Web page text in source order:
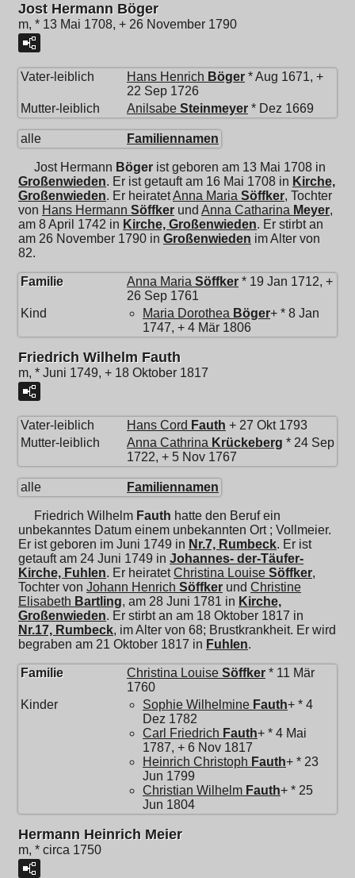
Jost Hermann Böger
m, * 13 Mai 1708, + 26 November 1790
Vater-leiblich Hans Henrich Böger * Aug 1671, +
22 Sep 1726
Mutter-leiblich
Anilsabe Steinmeyer * Dez 1669
alle Familiennamen
Jost Hermann Böger ist geboren am 13 Mai 1708 in
Großenwieden. Er ist getauft am 16 Mai 1708 in Kirche,
Großenwieden. Er heiratetAnna Maria Söffker, Tochter
von Hans Hermann Söffker und Anna Catharina Meyer,
am 8 April 1742 in Kirche, Großenwieden. Er stirbt an
am 26 November 1790 in Großenwieden im Alter von
82.
Familie Anna Maria Söffker * 19 Jan 1712, +
26 Sep 1761
Kind
Maria Dorothea Böger+ * 8 Jan
1747, + 4 Mär 1806
Friedrich Wilhelm Fauth
m, * Juni 1749, + 18 Oktober 1817
Vater-leiblich Hans Cord Fauth + 27 Okt 1793
Mutter-leiblich
Anna Cathrina Krückeberg * 24 Sep
1722, + 5 Nov 1767
alle Familiennamen
Friedrich Wilhelm Fauth hatte den Beruf ein
unbekanntes Datum einem unbekannten Ort ; Vollmeier.
Er ist geboren im Juni 1749 in Nr.7, Rumbeck. Er ist
getauft am 24 Juni 1749 in Johannes- der-Täufer-
Kirche, Fuhlen. Er heiratetChristina Louise Söffker,
Tochter von Johann Henrich Söffker und Christine
Elisabeth Bartling, am 28 Juni 1781 in Kirche,
Großenwieden. Er stirbt an am 18 Oktober 1817 in
Nr.17, Rumbeck, im Alter von 68; Brustkrankheit. Er wird
begraben am 21 Oktober 1817 in Fuhlen.
Familie Christina Louise Söffker * 11 Mär
1760
Kinder
Sophie Wilhelmine Fauth+ * 4
Dez 1782
Carl Friedrich Fauth+ * 4 Mai
1787, + 6 Nov 1817
Heinrich Christoph Fauth+ * 23
Jun 1799
Christian Wilhelm Fauth+ * 25
Jun 1804
Hermann Heinrich Meier
m, * circa 1750